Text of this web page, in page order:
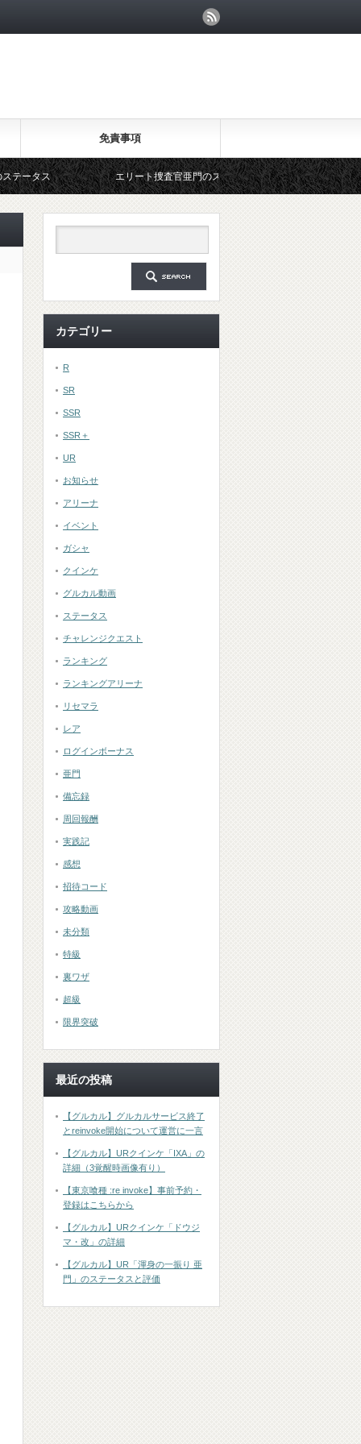
免責事項
エリート捜査官亜門のステータス
カテゴリー
R
SR
SSR
SSR＋
UR
お知らせ
アリーナ
イベント
ガシャ
クインケ
グルカル動画
ステータス
チャレンジクエスト
ランキング
ランキングアリーナ
リセマラ
レア
ログインボーナス
亜門
備忘録
周回報酬
実践記
感想
招待コード
攻略動画
未分類
特級
裏ワザ
超級
限界突破
最近の投稿
【グルカル】グルカルサービス終了
とreinvoke開始について運営に一言
【グルカル】URクインケ「IXA」の
詳細（3覚醒時画像有り）
【東京喰種 :re invoke】事前予約・
登録はこちらから
【グルカル】URクインケ「ドウジ
マ・改」の詳細
【グルカル】UR「渾身の一振り 亜
門」のステータスと評価